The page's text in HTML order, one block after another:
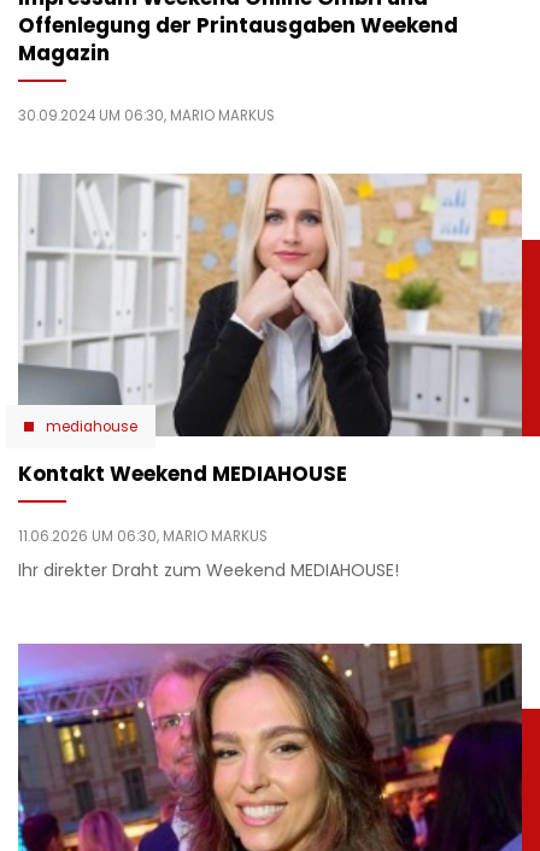
Offenlegung der Printausgaben Weekend
Magazin
30.09.2024 UM 06:30, MARIO MARKUS
mediahouse
Kontakt Weekend MEDIAHOUSE
11.06.2026 UM 06:30, MARIO MARKUS
Ihr direkter Draht zum Weekend MEDIAHOUSE!